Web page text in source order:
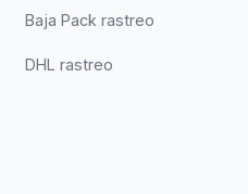
Baja Pack rastreo
DHL rastreo